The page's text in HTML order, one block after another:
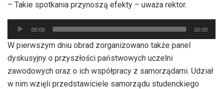
dźwiękowych
– Takie spotkania przynoszą efekty – uważa rektor.
Odtwarzacz
plików
dźwiękowych
00:00 00:00
W pierwszym dniu obrad zorganizowano także panel
dyskusyjny o przyszłości państwowych uczelni
zawodowych oraz o ich współpracy z samorządami. Udział
w nim wzięli przedstawiciele samorządu studenckiego